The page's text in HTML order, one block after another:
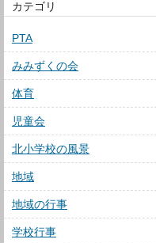
カテゴリ
PTA
みみずくの会
体育
児童会
北小学校の風景
地域
地域の行事
学校行事